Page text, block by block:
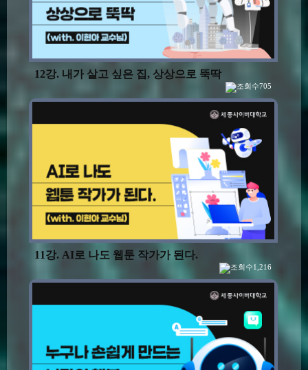
12강. 내가 살고 싶은 집, 상상으로 뚝딱
705
11강. AI로 나도 웹툰 작가가 된다.
1,216